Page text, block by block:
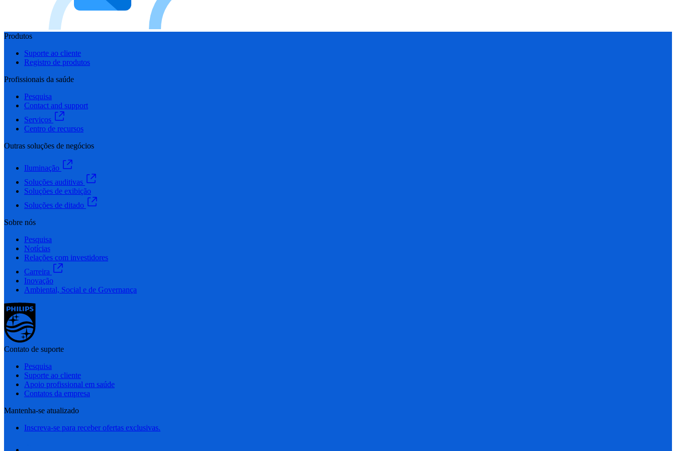
Produtos
Suporte ao cliente
Registro de produtos
Profissionais da saúde
Pesquisa
Contact and support
Serviços
Centro de recursos
Outras soluções de negócios
Iluminação
Soluções auditivas
Soluções de exibição
Soluções de ditado
Sobre nós
Pesquisa
Notícias
Relações com investidores
Carreira
Inovação
Ambiental, Social e de Governança
Contato de suporte
Pesquisa
Suporte ao cliente
Apoio profissional em saúde
Contatos da empresa
Mantenha-se atualizado
Inscreva-se para receber ofertas exclusivas.